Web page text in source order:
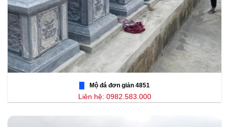
Mộ đá đơn giản 4851
Liên hệ: 0982.583.000